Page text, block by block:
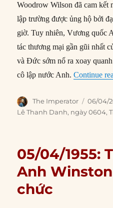
Woodrow Wilson đã cam
lập trường được ủng hộ bởi
giờ. Tuy nhiên, Vương quốc
tác thương mại gần gũi nhất
và Đức sớm nổ ra xoay
cô lập nước Anh.Continue
Author
The Imperator
Posted
on
06/04/
Lê Thanh Danh, ngày 0604,
05/04/1955:
Anh
chức